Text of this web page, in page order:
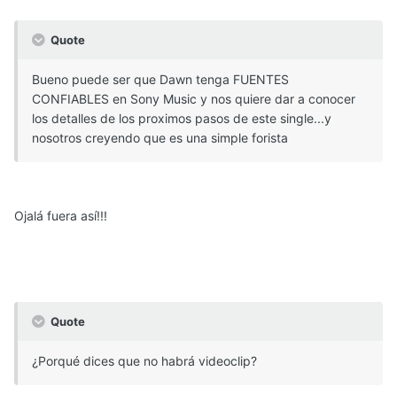
Quote
Bueno puede ser que Dawn tenga FUENTES
CONFIABLES en Sony Music y nos quiere dar a conocer
los detalles de los proximos pasos de este single...y
nosotros creyendo que es una simple forista
Ojalá fuera así!!!
Quote
¿Porqué dices que no habrá videoclip?